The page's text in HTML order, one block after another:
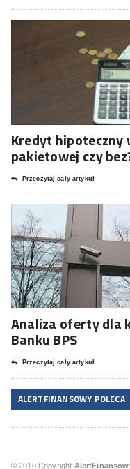
Kredyt hipoteczny
pakietowej czy
Przeczytaj cały artykuł
Analiza oferty dla
Banku BPS
Przeczytaj cały artykuł
ALERTFINANSOWY POLECA
© 2010 Copyright